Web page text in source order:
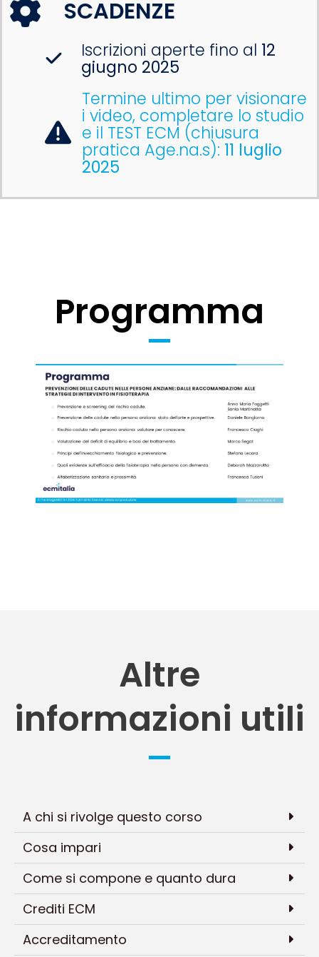
SCADENZE
Iscrizioni aperte fino al 12
giugno 2025
Termine ultimo per visionare
i video, completare lo studio
e il TEST ECM (chiusura
pratica Age.na.s): 11 luglio
2025
Programma
Altre
informazioni utili
A chi si rivolge questo corso
Cosa impari
Come si compone e quanto dura
Crediti ECM
Accreditamento